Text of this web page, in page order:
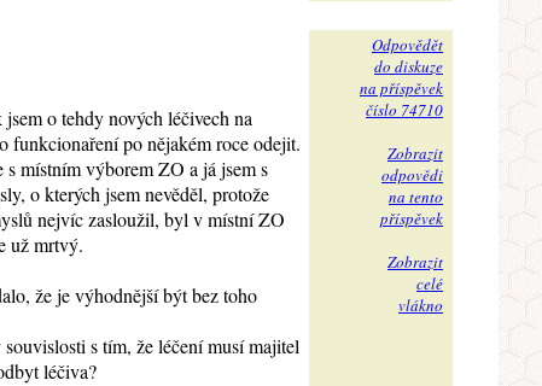
o tehdy nových léčivech na
funkcionaření po nějakém roce odejit.
s místním výborem ZO a já jsem s
o kterých jsem nevěděl, protože
nejvíc zasloužil, byl v místní ZO
už mrtvý.
že je výhodnější být bez toho
s tím, že léčení musí majitel
léčiva?
Odpovědět
do diskuze
na příspěvek
číslo 74710
Zobrazit
odpovědi
na tento
příspěvek
Zobrazit
celé
vlákno